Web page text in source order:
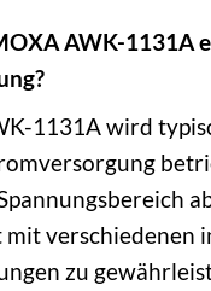
AWK-1131A
1131A wird
verschiedenen
zu